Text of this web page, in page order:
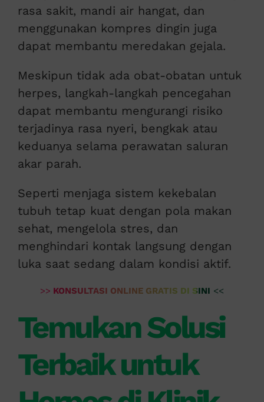
rasa sakit, mandi air hangat, dan
menggunakan kompres dingin juga
dapat membantu meredakan gejala.
Meskipun tidak ada obat-obatan untuk
herpes, langkah-langkah pencegahan
dapat membantu mengurangi risiko
terjadinya rasa nyeri, bengkak atau
keduanya selama perawatan saluran
akar parah.
Seperti menjaga sistem kekebalan
tubuh tetap kuat dengan pola makan
sehat, mengelola stres, dan
menghindari kontak langsung dengan
luka saat sedang dalam kondisi aktif.
>> KONSULTASI ONLINE GRATIS DI SINI <<
Temukan Solusi
Terbaik untuk